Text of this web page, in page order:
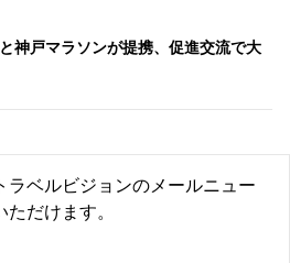
神戸マラソンが提携、促進交流で大
ラベルビジョンのメールニュー
だけます。